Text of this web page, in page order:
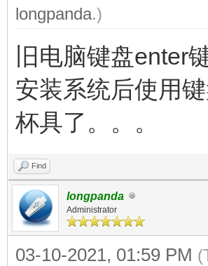
longpanda.)
旧电脑键盘enter
安装系统后使用
杯具了。。。
Find
longpanda
Administrator
03-10-2021, 01:59 PM